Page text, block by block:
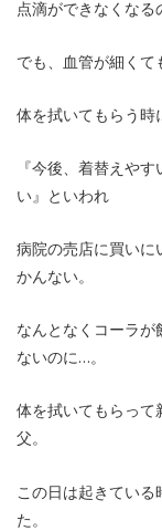
点滴ができなくなる
でも、血管が細くて
体を拭いてもらう時
『今後、着替えや
い』といわれ
病院の売店に買いに
かんない。
なんとなくコーラが
ないのに…。
体を拭いてもらって
父。
この日は起きてい
た。